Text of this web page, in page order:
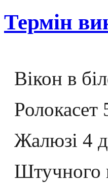
Термін
Вікон в
Ролокасет
Жалюзі 4
Штучного